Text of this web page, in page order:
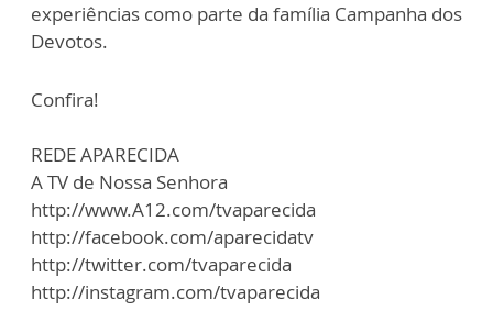
experiências como parte da família Campanha dos
Devotos.
Confira!
REDE APARECIDA
A TV de Nossa Senhora
http://www.A12.com/tvaparecida
http://facebook.com/aparecidatv
http://twitter.com/tvaparecida
http://instagram.com/tvaparecida